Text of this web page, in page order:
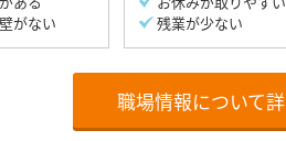
がない
残業が少ない
職場情報について